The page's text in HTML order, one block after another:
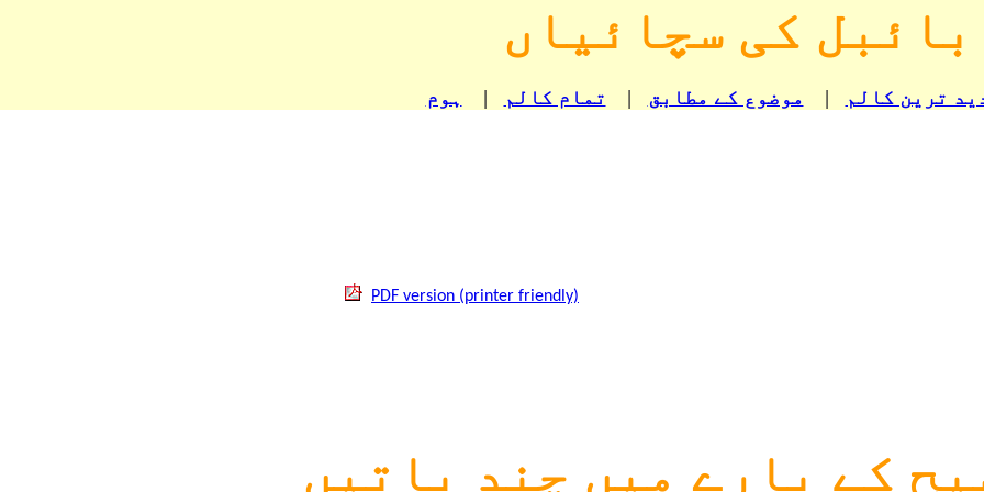
بائبل کی سچائیاں
ترین کالم | موضوع کے مطابق | تمام کالم | ہوم
PDF version (printer friendly)
کے بارے میں چند باتیں